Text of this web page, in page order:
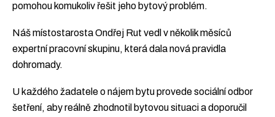
pomohou komukoliv řešit jeho bytový problém.
Náš místostarosta Ondřej Rut vedl v několik měsíců
expertní pracovní skupinu, která dala nová pravidla
dohromady.
U každého žadatele o nájem bytu provede sociální odbor
šetření, aby reálně zhodnotil bytovou situaci a doporučil